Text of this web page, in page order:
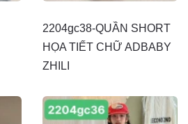
2204gc38-QUẦN SHORT
HỌA TIẾT CHỮ ADBABY
ZHILI